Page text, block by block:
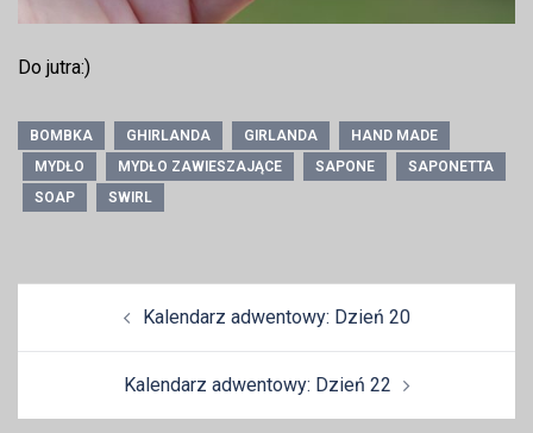
Do jutra:)
BOMBKA GHIRLANDA GIRLANDA
HAND MADE
MYDŁO
MYDŁO ZAWIESZAJĄCE SAPONE
SAPONETTA
SOAP
SWIRL
Kalendarz adwentowy: Dzień 20
Kalendarz adwentowy: Dzień 22